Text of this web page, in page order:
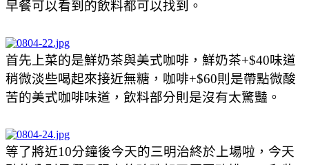
早餐可以看到的飲料都可以找到。
首先上菜的是鮮奶茶與美式咖啡，鮮奶茶+$40味道
稍微淡些喝起來接近無糖，咖啡+$60則是帶點微酸
苦的美式咖啡味道，飲料部分則是沒有太驚豔。
等了將近10分鐘後今天的三明治終於上場啦，今天